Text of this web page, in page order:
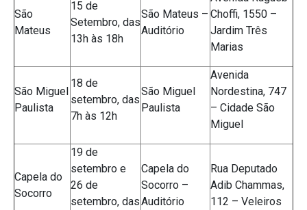
São
Mateus
15 de
Setembro, das
13h às 18h
São Mateus –
Auditório
Choffi, 1550 –
Jardim Três
Marias
São Miguel
Paulista
18 de
setembro, das
7h às 12h
São Miguel
Paulista
Avenida
Nordestina, 747
– Cidade São
Miguel
Capela do
Socorro
19 de
setembro e
26 de
setembro, das
Capela do
Socorro –
Auditório
Rua Deputado
Adib Chammas,
112 – Veleiros